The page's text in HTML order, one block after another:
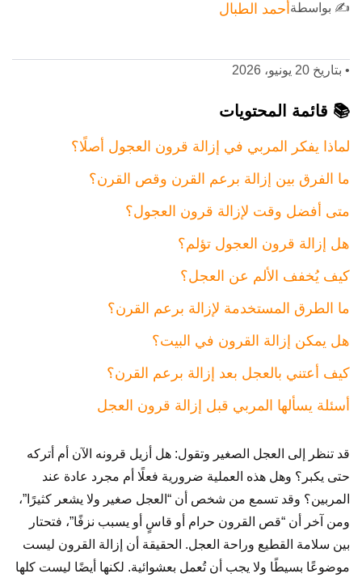
✍️ بواسطة أحمد الطبال
• بتاريخ 20 يونيو، 2026
📚 قائمة المحتويات
لماذا يفكر المربي في إزالة قرون العجول أصلًا؟
ما الفرق بين إزالة برعم القرن وقص القرن؟
متى أفضل وقت لإزالة قرون العجول؟
هل إزالة قرون العجول تؤلم؟
كيف يُخفف الألم عن العجل؟
ما الطرق المستخدمة لإزالة برعم القرن؟
هل يمكن إزالة القرون في البيت؟
كيف أعتني بالعجل بعد إزالة برعم القرن؟
أسئلة يسألها المربي قبل إزالة قرون العجل
قد تنظر إلى العجل الصغير وتقول: هل أزيل قرونه الآن أم أتركه
حتى يكبر؟ وهل هذه العملية ضرورية فعلًا أم مجرد عادة عند
المربين؟ وقد تسمع من شخص أن “العجل صغير ولا يشعر كثيرًا”،
ومن آخر أن “قص القرون حرام أو قاسٍ أو يسبب نزفًا”، فتحتار
بين سلامة القطيع وراحة العجل. الحقيقة أن إزالة القرون ليست
موضوعًا بسيطًا ولا يجب أن تُعمل بعشوائية. لكنها أيضًا ليست كلها